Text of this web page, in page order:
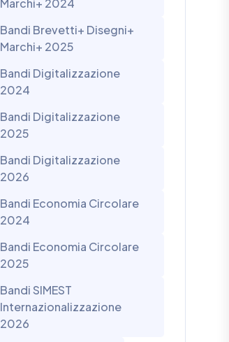
Marchi+ 2024
Bandi Brevetti+ Disegni+
Marchi+ 2025
Bandi Digitalizzazione
2024
Bandi Digitalizzazione
2025
Bandi Digitalizzazione
2026
Bandi Economia Circolare
2024
Bandi Economia Circolare
2025
Bandi SIMEST
Internazionalizzazione
2026